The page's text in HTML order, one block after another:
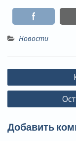
Новости
Навигация
по
Добавить